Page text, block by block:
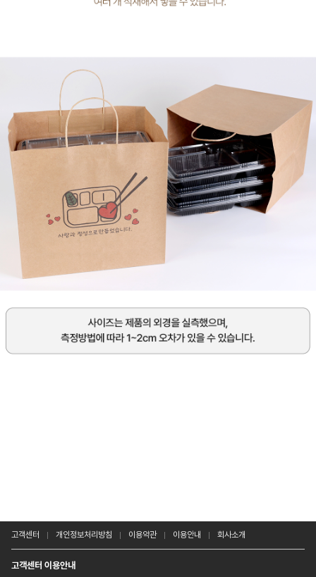
고객센터 개인정보처리방침 이용약관 이용안내 회사소개
고객센터 이용안내